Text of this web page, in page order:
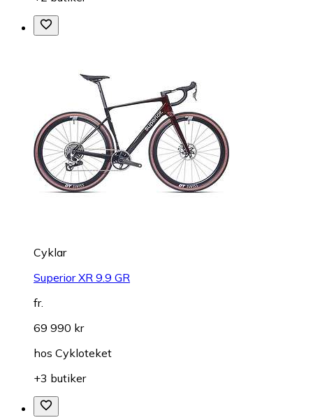
Cyklar
Superior XR 9.9 GR
fr.
69 990 kr
hos Cykloteket
+3 butiker